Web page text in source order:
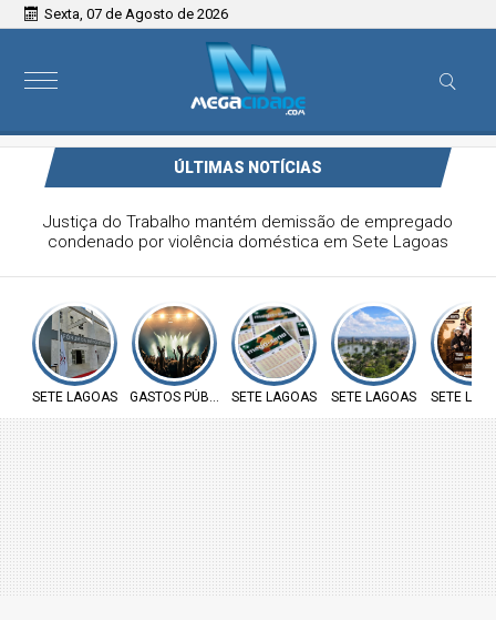
Sexta, 07 de Agosto de 2026
ÚLTIMAS NOTÍCIAS
MPMG pede suspensão de shows de R$ 1,8 milhão em
cidade mineira com 4 mil habitantes
SETE LAGOAS GASTOS PÚBLICOSSETE LAGOAS SETE LAGOAS SETE